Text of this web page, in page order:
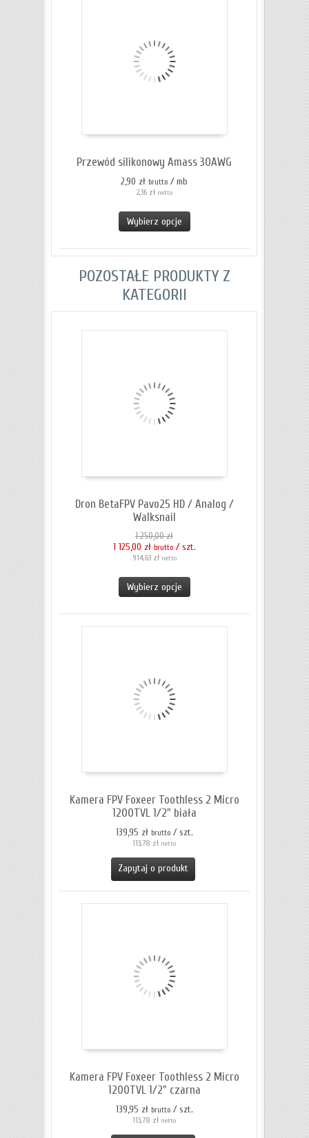
Przewód silikonowy Amass 30AWG
2,90 zł brutto / mb
2,36 zł netto
Wybierz opcje
POZOSTAŁE PRODUKTY Z
KATEGORII
Dron BetaFPV Pavo25 HD / Analog /
Walksnail
1 250,00 zł
1 125,00 zł brutto / szt.
914,63 zł netto
Wybierz opcje
Kamera FPV Foxeer Toothless 2 Micro
1200TVL 1/2" biała
139,95 zł brutto / szt.
113,78 zł netto
Zapytaj o produkt
Kamera FPV Foxeer Toothless 2 Micro
1200TVL 1/2" czarna
139,95 zł brutto / szt.
113,78 zł netto